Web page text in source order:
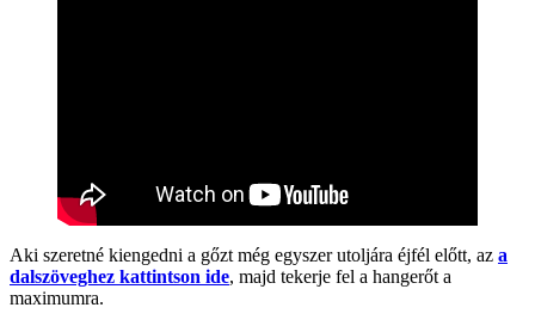
Aki szeretné kiengedni a gőzt még egyszer utoljára éjfél előtt, az a
dalszöveghez kattintson ide, majd tekerje fel a hangerőt a
maximumra.